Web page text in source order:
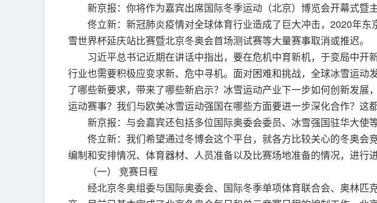
新京报：你将作为嘉宾出席国际冬季运动（北京）博览会开幕式暨
佟立新：新冠肺炎疫情对全球体育行业造成了巨大冲击，2020年
雪世界杯延庆站比赛暨北京冬奥会首场测试赛等大量赛事取消或推迟。
习近平总书记近期在讲话中指出，要在危机中育新机，于变局中开
行业也需要积极应变求新、危中寻机。面对困难和挑战，全球冰雪运动
了哪些新要求，带来了哪些新启示？冰雪运动产业下一步如何创新发展
运动赛事？我们与欧美冰雪运动强国在哪些方面要进一步深化合作？这
新京报：与会嘉宾还包括多位国际奥委会委员、冰雪强国驻华大使
佟立新：我们希望通过冬博会这个平台，就各方比较关心的冬奥会
编制和安排情况、体育器材、人员准备以及比赛场地准备的情况，进行
（一） 竞赛日程
经北京冬奥组委与国际奥委会、国际冬季单项体育联合会、奥林匹